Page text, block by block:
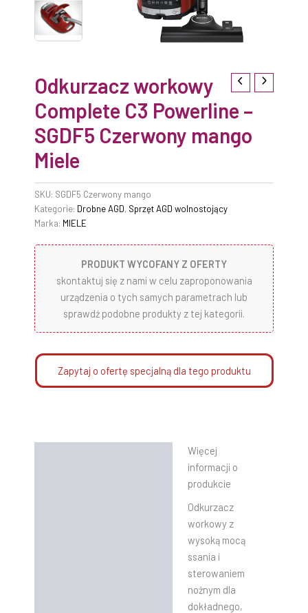
Odkurzacz workowy
Complete C3 Powerline –
SGDF5 Czerwony mango
Miele
SKU: SGDF5 Czerwony mango
Kategorie: Drobne AGD, Sprzęt AGD wolnostojący
Marka: MIELE
PRODUKT WYCOFANY Z OFERTY
skontaktuj się z nami w celu zaproponowania
urządzenia o tych samych parametrach lub
sprawdź podobne produkty z tej kategorii.
Zapytaj o ofertę specjalną dla tego produktu
Więcej
informacji o
produkcie
Odkurzacz
workowy z
wysoką mocą
ssania i
sterowaniem
nożnym dla
dokładnego,